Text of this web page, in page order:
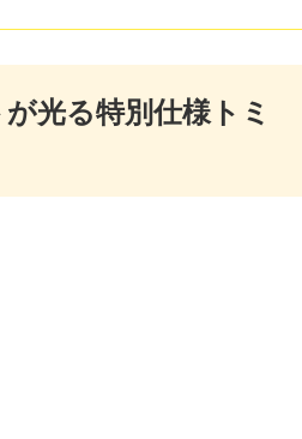
光る特別仕様トミ